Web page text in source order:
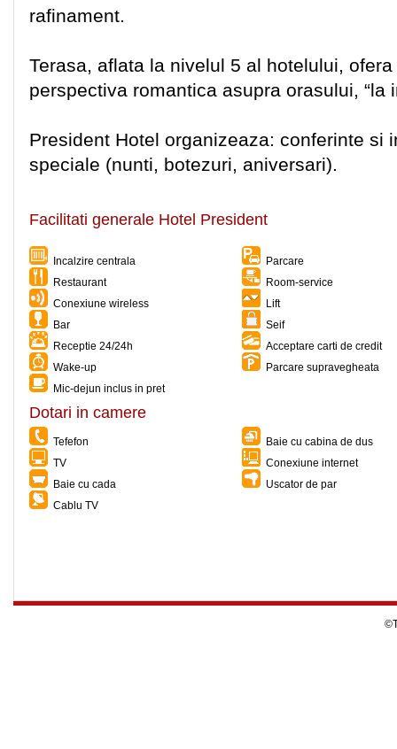
rafinament.
Terasa, aflata la nivelul 5 al hotelului,
perspectiva romantica asupra orasului, “la
President Hotel organizeaza: conferinte si
speciale (nunti, botezuri, aniversari).
Facilitati generale Hotel President
Incalzire centrala
Parcare
Restaurant
Room-service
Conexiune wireless
Lift
Bar
Seif
Receptie 24/24h
Acceptare carti de credit
Wake-up
Parcare supravegheata
Mic-dejun inclus in pret
Dotari in camere
Tefefon
Baie cu cabina de dus
TV
Conexiune internet
Baie cu cada
Uscator de par
Cablu TV